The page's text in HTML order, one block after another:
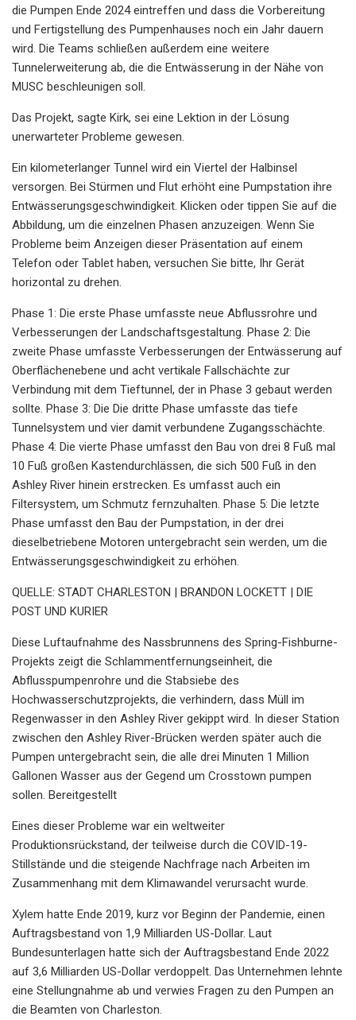
die Pumpen Ende 2024 eintreffen und dass die Vorbereitung
und Fertigstellung des Pumpenhauses noch ein Jahr dauern
wird. Die Teams schließen außerdem eine weitere
Tunnelerweiterung ab, die die Entwässerung in der Nähe von
MUSC beschleunigen soll.
Das Projekt, sagte Kirk, sei eine Lektion in der Lösung
unerwarteter Probleme gewesen.
Ein kilometerlanger Tunnel wird ein Viertel der Halbinsel
versorgen. Bei Stürmen und Flut erhöht eine Pumpstation ihre
Entwässerungsgeschwindigkeit. Klicken oder tippen Sie auf die
Abbildung, um die einzelnen Phasen anzuzeigen. Wenn Sie
Probleme beim Anzeigen dieser Präsentation auf einem
Telefon oder Tablet haben, versuchen Sie bitte, Ihr Gerät
horizontal zu drehen.
Phase 1: Die erste Phase umfasste neue Abflussrohre und
Verbesserungen der Landschaftsgestaltung. Phase 2: Die
zweite Phase umfasste Verbesserungen der Entwässerung auf
Oberflächenebene und acht vertikale Fallschächte zur
Verbindung mit dem Tieftunnel, der in Phase 3 gebaut werden
sollte. Phase 3: Die Die dritte Phase umfasste das tiefe
Tunnelsystem und vier damit verbundene Zugangsschächte.
Phase 4: Die vierte Phase umfasst den Bau von drei 8 Fuß mal
10 Fuß großen Kastendurchlässen, die sich 500 Fuß in den
Ashley River hinein erstrecken. Es umfasst auch ein
Filtersystem, um Schmutz fernzuhalten. Phase 5: Die letzte
Phase umfasst den Bau der Pumpstation, in der drei
dieselbetriebene Motoren untergebracht sein werden, um die
Entwässerungsgeschwindigkeit zu erhöhen.
QUELLE: STADT CHARLESTON | BRANDON LOCKETT | DIE
POST UND KURIER
Diese Luftaufnahme des Nassbrunnens des Spring-Fishburne-
Projekts zeigt die Schlammentfernungseinheit, die
Abflusspumpenrohre und die Stabsiebe des
Hochwasserschutzprojekts, die verhindern, dass Müll im
Regenwasser in den Ashley River gekippt wird. In dieser Station
zwischen den Ashley River-Brücken werden später auch die
Pumpen untergebracht sein, die alle drei Minuten 1 Million
Gallonen Wasser aus der Gegend um Crosstown pumpen
sollen. Bereitgestellt
Eines dieser Probleme war ein weltweiter
Produktionsrückstand, der teilweise durch die COVID-19-
Stillstände und die steigende Nachfrage nach Arbeiten im
Zusammenhang mit dem Klimawandel verursacht wurde.
Xylem hatte Ende 2019, kurz vor Beginn der Pandemie, einen
Auftragsbestand von 1,9 Milliarden US-Dollar. Laut
Bundesunterlagen hatte sich der Auftragsbestand Ende 2022
auf 3,6 Milliarden US-Dollar verdoppelt. Das Unternehmen lehnte
eine Stellungnahme ab und verwies Fragen zu den Pumpen an
die Beamten von Charleston.